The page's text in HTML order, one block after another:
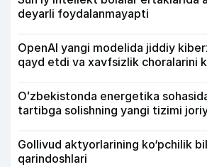
deyarli foydalanmayapti
OpenAI yangi modelida jiddiy
qayd etdi va xavfsizlik choralarini
Oʻzbekistonda energetika
tartibga solishning yangi tizimi
Gollivud aktyorlarining ko‘pchilik
qarindoshlari